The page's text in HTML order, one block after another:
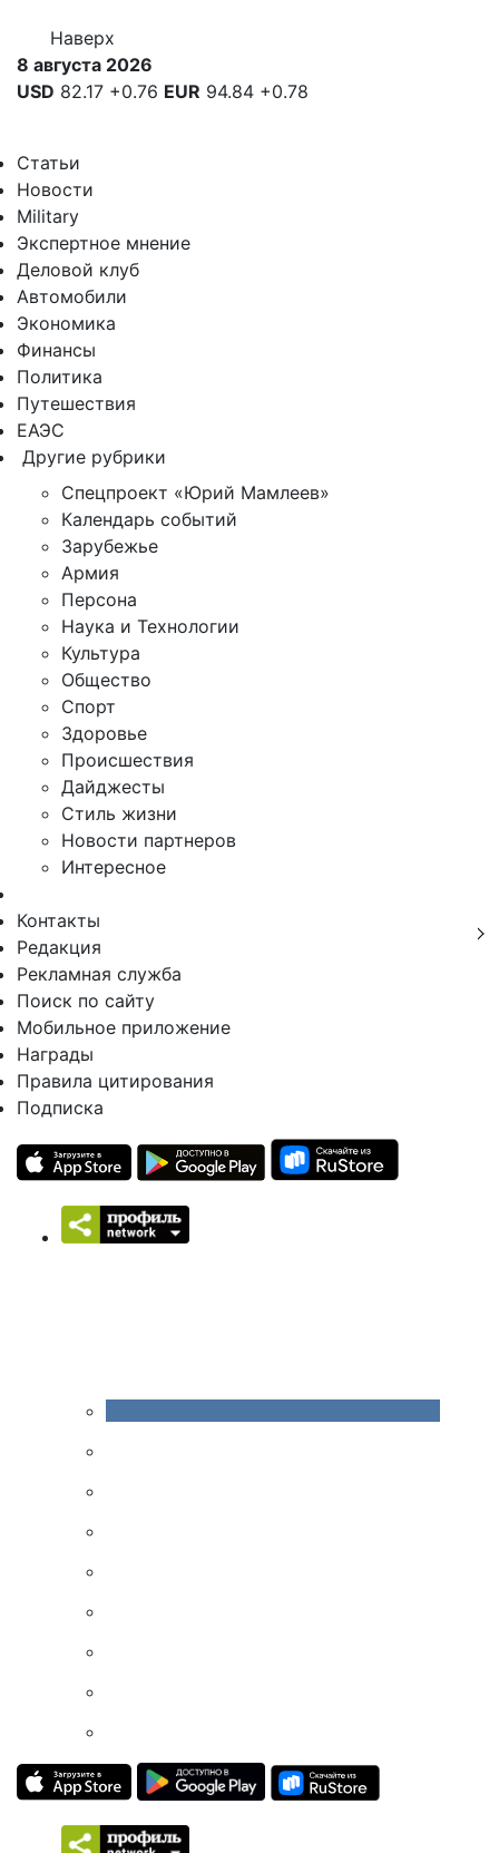
Наверх
8 августа 2026
USD 82.17 +0.76 EUR 94.84 +0.78
Статьи
Новости
Military
Экспертное мнение
Деловой клуб
Автомобили
Экономика
Финансы
Политика
Путешествия
ЕАЭС
Другие рубрики
Спецпроект «Юрий Мамлеев»
Календарь событий
Зарубежье
Армия
Персона
Наука и Технологии
Культура
Общество
Спорт
Здоровье
Происшествия
Дайджесты
Стиль жизни
Новости партнеров
Интересное
Контакты
Редакция
Рекламная служба
Поиск по сайту
Мобильное приложение
Награды
Правила цитирования
Подписка